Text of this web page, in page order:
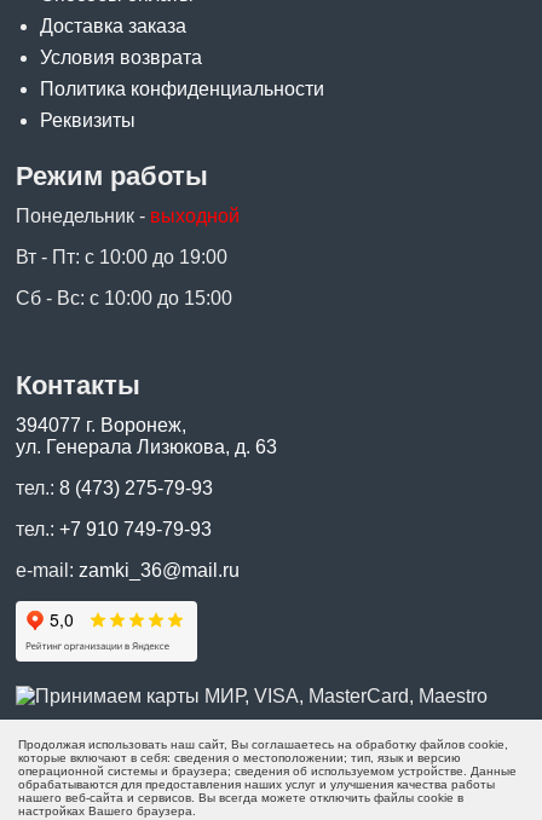
Доставка заказа
Условия возврата
Политика конфиденциальности
Реквизиты
Режим работы
Понедельник - выходной
Вт - Пт: с 10:00 до 19:00
Сб - Вс: с 10:00 до 15:00
Контакты
394077 г. Воронеж,
ул. Генерала Лизюкова, д. 63
тел.:8 (473) 275-79-93
тел.:+7 910 749-79-93
e-mail:zamki_36@mail.ru
Продолжая использовать наш сайт, Вы соглашаетесь на обработку файлов cookie,
которые включают в себя: сведения о местоположении; тип, язык и версию
операционной системы и браузера; сведения об используемом устройстве. Данные
обрабатываются для предоставления наших услуг и улучшения качества работы
нашего веб-сайта и сервисов. Вы всегда можете отключить файлы cookie в
настройках Вашего браузера.